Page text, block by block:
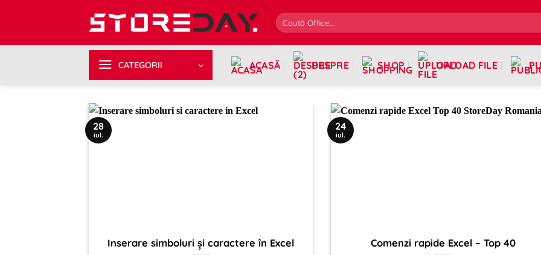
CATEGORII ACASĂ DESPRE SHOP UPLOAD FILE
Inserare simboluri și caractere în Excel
28
iul.
Comenzi rapide Excel – Top 40
24
iul.